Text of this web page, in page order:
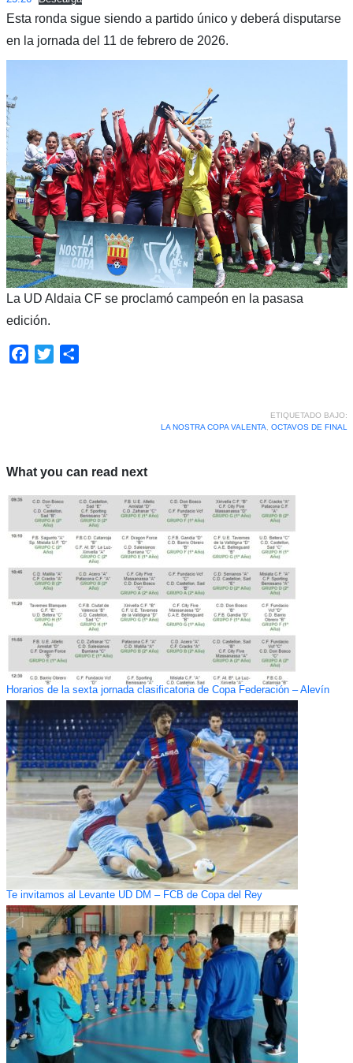
Esta ronda sigue siendo a partido único y deberá disputarse
en la jornada del 11 de febrero de 2026.
La UD Aldaia CF se proclamó campeón en la pasasa
edición.
Facebook
Twitter
ETIQUETADO BAJO:
LA NOSTRA COPA VALENTA
OCTAVOS DE FINAL
What you can read next
Horarios de la sexta jornada clasificatoria de Copa Federación – Alevín
Te invitamos al Levante UD DM – FCB de Copa del Rey